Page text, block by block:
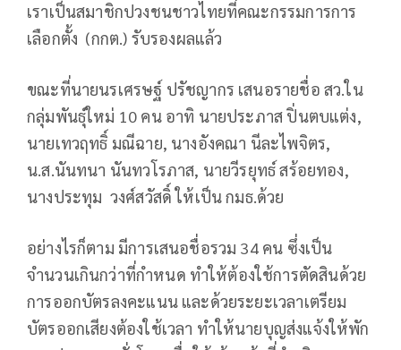
เราเป็นสมาชิกปวงชนชาวไทยที่คณะกรรมการการ
เลือกตั้ง (กกต.) รับรองผลแล้ว
ขณะที่นายนรเศรษฐ์ ปรัชญากร เสนอรายชื่อ สว.ใน
กลุ่มพันธุ์ใหม่ 10 คน อาทิ นายประภาส ปิ่นตบแต่ง,
นายเทวฤทธิ์ มณีฉาย, นางอังคณา นีละไพจิตร,
น.ส.นันทนา นันทวโรภาส, นายวีรยุทธ์ สร้อยทอง,
นางประทุม วงศ์สวัสดิ์ ให้เป็น กมธ.ด้วย
อย่างไรก็ตาม มีการเสนอชื่อรวม 34 คน ซึ่งเป็น
จำนวนเกินกว่าที่กำหนด ทำให้ต้องใช้การตัดสินด้วย
การออกบัตรลงคะแนน และด้วยระยะเวลาเตรียม
บัตรออกเสียงต้องใช้เวลา ทำให้นายบุญส่งแจ้งให้พัก